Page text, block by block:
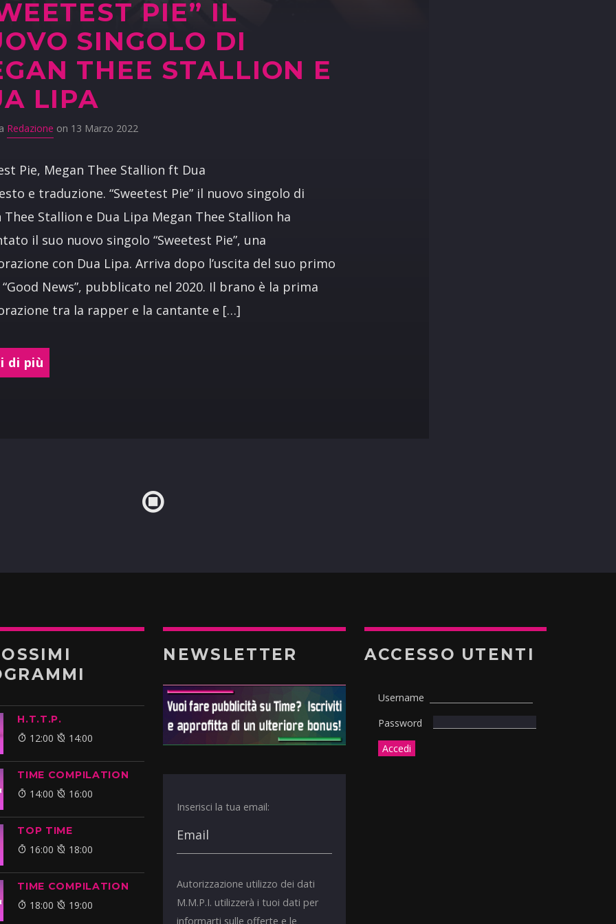
PIE” IL
SINGOLO DI
THEE STALLION E
LIPA
Redazione on 13 Marzo 2022
Pie, Megan Thee Stallion ft Dua
e traduzione. “Sweetest Pie” il nuovo singolo di
Thee Stallion e Dua Lipa Megan Thee Stallion ha
il suo nuovo singolo “Sweetest Pie”, una
con Dua Lipa. Arriva dopo l’uscita del suo primo
News”, pubblicato nel 2020. Il brano è la prima
tra la rapper e la cantante e […]
di più
H.T.T.P.
12:00 14:00
TIME COMPILATION
14:00 16:00
TOP TIME
16:00 18:00
TIME COMPILATION
18:00 19:00
NEWSLETTER
Inserisci la tua email:
Autorizzazione utilizzo dei dati
M.M.P.I. utilizzerà i tuoi dati per
informarti sulle offerte e le
ACCESSO UTENTI
Username
Password